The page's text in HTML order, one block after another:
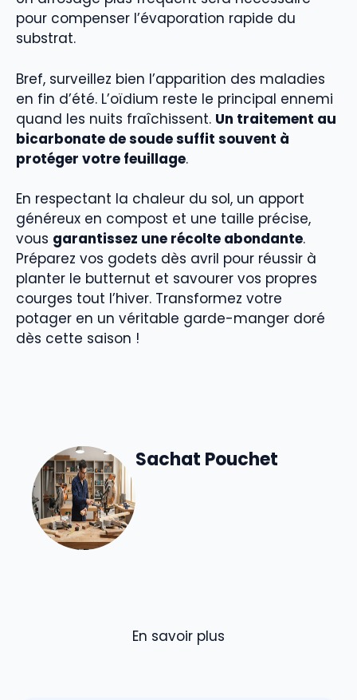
pour compenser l’évaporation rapide du
substrat.
Bref, surveillez bien l’apparition des maladies
en fin d’été. L’oïdium reste le principal ennemi
quand les nuits fraîchissent. Un traitement au
bicarbonate de soude suffit souvent à
protéger votre feuillage.
En respectant la chaleur du sol, un apport
généreux en compost et une taille précise,
vous garantissez une récolte abondante.
Préparez vos godets dès avril pour réussir à
planter le butternut et savourer vos propres
courges tout l’hiver. Transformez votre
potager en un véritable garde-manger doré
dès cette saison !
Sachat Pouchet
En savoir plus